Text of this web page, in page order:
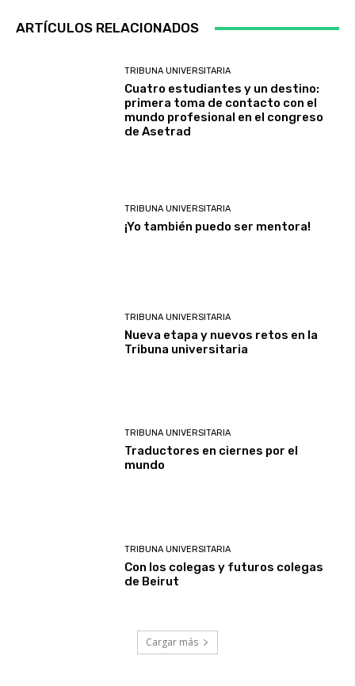
ARTÍCULOS RELACIONADOS
TRIBUNA UNIVERSITARIA
Cuatro estudiantes y un destino:
primera toma de contacto con el
mundo profesional en el congreso
de Asetrad
TRIBUNA UNIVERSITARIA
¡Yo también puedo ser mentora!
TRIBUNA UNIVERSITARIA
Nueva etapa y nuevos retos en la
Tribuna universitaria
TRIBUNA UNIVERSITARIA
Traductores en ciernes por el
mundo
TRIBUNA UNIVERSITARIA
Con los colegas y futuros colegas
de Beirut
Cargar más